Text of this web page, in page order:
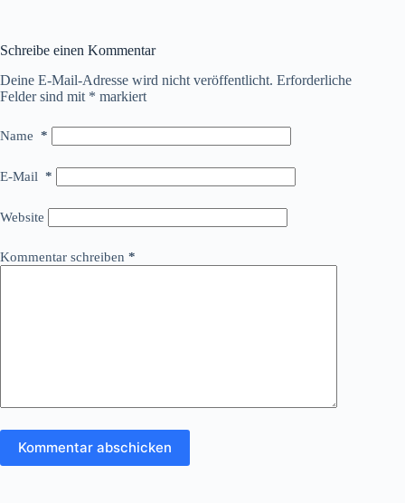
Schreibe einen Kommentar
Deine E-Mail-Adresse wird nicht veröffentlicht. Erforderliche
Felder sind mit * markiert
Name *
E-Mail *
Website
Kommentar schreiben *
Kommentar abschicken